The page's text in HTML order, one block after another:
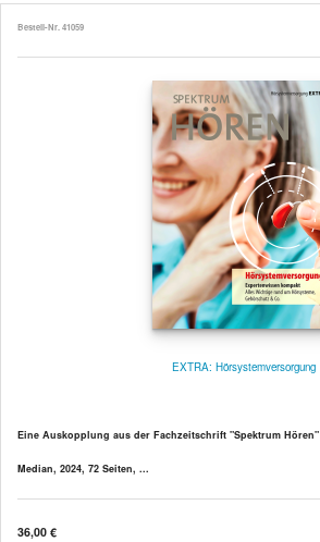
Bestell-Nr. 41059
EXTRA: Hörsystemversorgung
Eine Auskopplung aus der Fachzeitschrift "Spektrum Hören"
Median, 2024, 72 Seiten, ...
36,00 €